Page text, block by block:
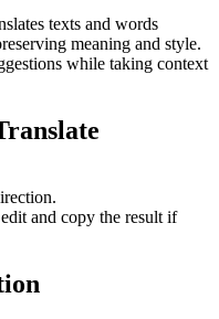
texts and words
meaning and style.
while taking context
and copy the result if